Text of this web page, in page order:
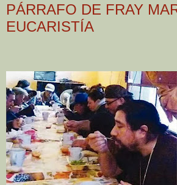
PÁRRAFO DE FRAY
EUCARISTÍA